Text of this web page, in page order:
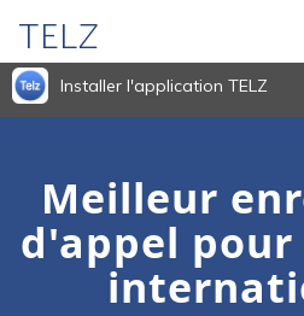
TELZ
Installer l'application TELZ
Meilleur
d'appel pour